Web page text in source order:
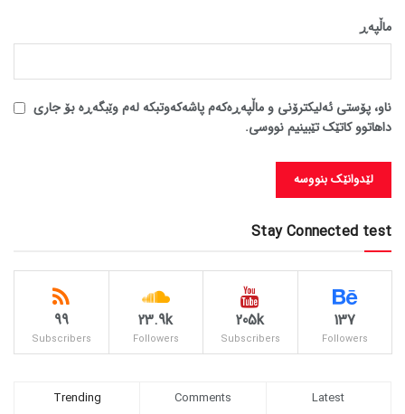
ماڵپه‌ڕ
ناو، پۆستی ئەلیکترۆنی و ماڵپەڕەکەم پاشەکەوتبکە لەم وێبگەڕە بۆ جاری
داهاتوو کاتێک تێبینیم نووسی.
Stay Connected test
137
Followers
205k
Subscribers
23.9k
Followers
99
Subscribers
Trending Comments Latest